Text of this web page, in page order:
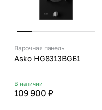
Варочная панель
Asko HG8313BGB1
В наличии
109 900 ₽